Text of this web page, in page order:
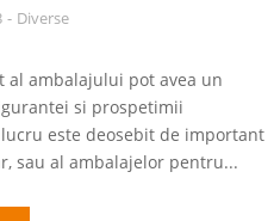
Diverse
al ambalajului pot avea un
si prospetimii
este deosebit de important
sau al ambalajelor pentru...